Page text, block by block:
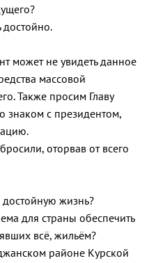
может не увидеть данное
массовой
Также просим Главу
знаком с президентом,
оторвав от всего
жизнь?
для страны обеспечить
всё, жильём?
районе Курской